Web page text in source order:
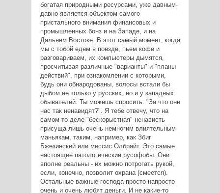
богатая природными ресурсами, уже давным-
давно является объектом самого
пристального внимания финансовых и
промышленных бонз и на Западе, и на
Дальнем Востоке. В этот самый момент, когда
мы с тобой едем в поезде, пьем кофе и
разговариваем, их компьютеры дымятся,
просчитывая различные "варианты" и "планы
действий", при ознакомлении с которыми,
будь они обнародованы, волосы встали бы
дыбом не только у русских, но и у западных
обывателей. Ты можешь спросить: "За что они
нас так ненавидят?". Я тебе отвечу, что на
самом-то деле "бескорыстная" ненависть
присуща лишь очень немногим влиятельным
маньякам, таким, например, как Збиг
Бжезинский или миссис Олбрайт. Это самые
настоящие патологические русофобы. Они
вполне реальны - их можно потрогать рукой,
если, конечно, позволит охрана (смеется).
Остальные важные господа просто-напросто
очень и очень любят деньги. И не какие-то